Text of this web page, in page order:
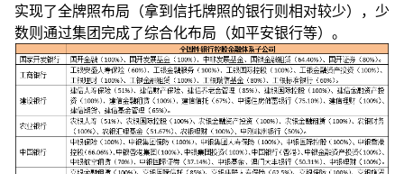
实现了全牌照布局（拿到信托牌照的银行则相对较少），少
数则通过集团完成了综合化布局（如平安银行等）。